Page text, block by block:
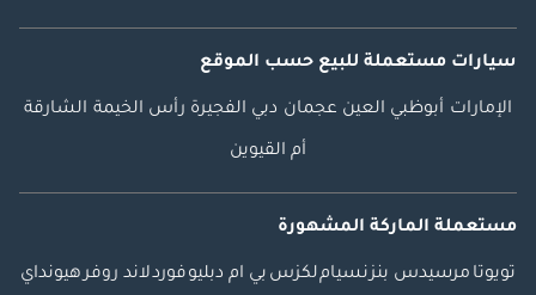
سيارات مستعملة للبيع حسب الموقع
الإمارات أبوظبي العين عجمان دبي الفجيرة رأس الخيمة الشارقة
أم القيوين
مستعملة الماركة المشهورة
تويوتا مرسيدس بنزنسياملكزس بي ام دبليوفوردلاند روفرهيونداي